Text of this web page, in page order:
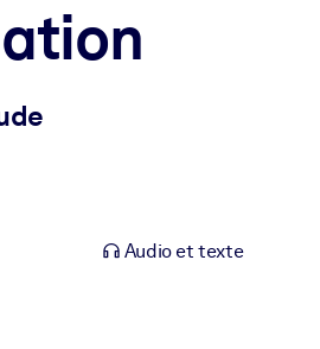
Audio et texte